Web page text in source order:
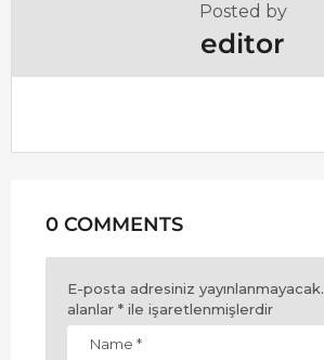
Posted by
editor
0 COMMENTS
E-posta adresiniz yayınlanmayacak.
alanlar * ile işaretlenmişlerdir